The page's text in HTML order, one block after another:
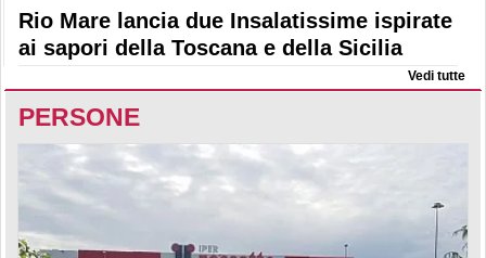
Rio Mare lancia due Insalatissime ispirate
ai sapori della Toscana e della Sicilia
Vedi tutte
PERSONE